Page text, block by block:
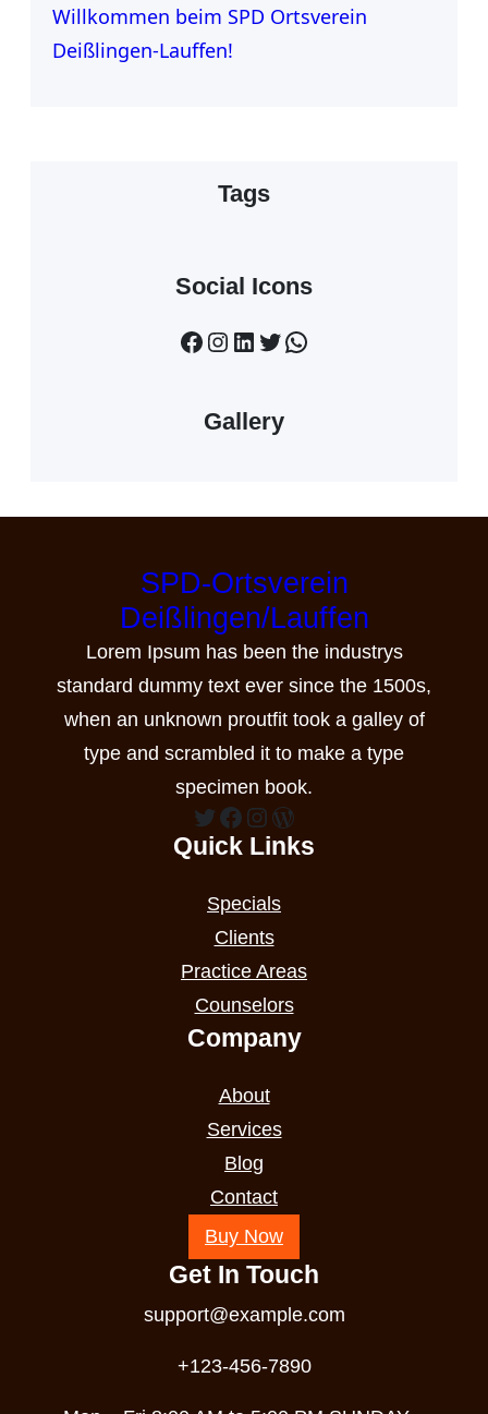
Willkommen beim SPD Ortsverein
Deißlingen-Lauffen!
Tags
Social Icons
Facebook InstagramLinkedIn Twitter WhatsApp
Gallery
SPD-Ortsverein
Deißlingen/Lauffen
Lorem Ipsum has been the industrys
standard dummy text ever since the 1500s,
when an unknown proutfit took a galley of
type and scrambled it to make a type
specimen book.
Twitter Facebook InstagramWordPress
Quick Links
Specials
Clients
Practice Areas
Counselors
Company
About
Services
Blog
Contact
Buy Now
Get In Touch
support@example.com
+123-456-7890